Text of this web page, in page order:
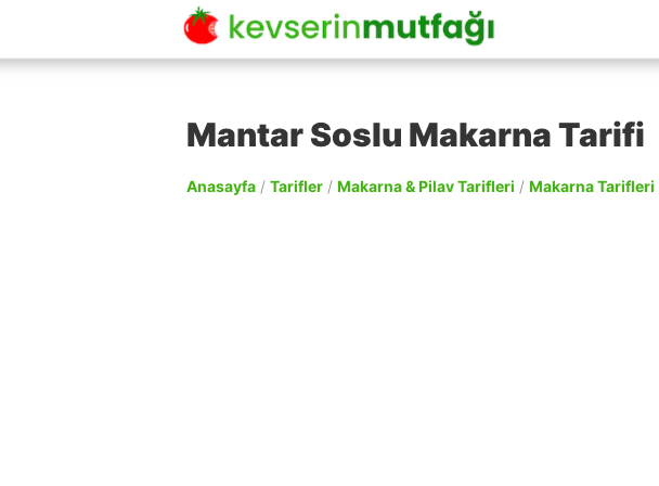
Mantar Soslu Makarna Tarifi
Anasayfa / Tarifler / Makarna & Pilav Tarifleri / Makarna Tarifleri